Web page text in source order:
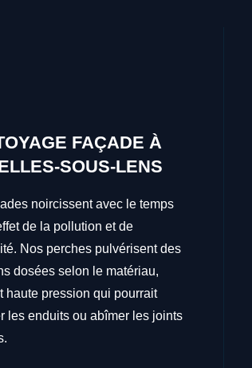
FAÇADE À
SOUS-LENS
noircissent avec le temps
de la pollution et de
Nos perches pulvérisent des
dosées selon le matériau,
haute pression qui pourrait
les enduits ou abîmer les joints